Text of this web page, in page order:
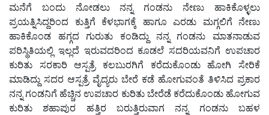
ಮನೆಗೆ ಬಂದು ನೋಡಲು ನನ್ನ ಗಂಡನು ನೇಣು ಹಾಕಿಕೊಳ್ಳಲು
ಪ್ರಯತ್ನಿಸಿದ್ದರಿಂದ ಕುತ್ತಿಗೆ ಕೆಳಭಾಗಕ್ಕೆ ಹಾಗೂ ಎರಡು ಮಗ್ಗಲಿಗೆ ನೇಣು
ಹಾಕಿಕೊಂಡ ಹಗ್ಗದ ಗುರುತು ಕಂಡಿದ್ದು ನನ್ನ ಗಂಡನು ಮಾತನಾಡುವ
ಪರಿಸ್ಥಿತಿಯಲ್ಲಿ ಇಲ್ಲದೆ ಇರುವದರಿಂದ ಕೂಡಲೆ ಸದರಿಯವನಿಗೆ ಉಪಚಾರ
ಕುರಿತು ಸರಕಾರಿ ಆಸ್ಪತ್ರೆ ಕಲಬುರಗಿಗೆ ಕರೆದುಕೊಂಡು ಹೋಗಿ ಸೇರಿಕೆ
ಮಾಡಿದ್ದು ಸದರ ಆಸ್ಪತ್ರೆ ವೈದ್ಯರು ಬೇರೆ ಕಡೆ ಹೋಗುವಂತೆ ತಿಳಿಸಿದ ಪ್ರಕಾರ
ನನ್ನ ಗಂಡನಿಗೆ ಹೆಚ್ಚಿನ ಉಪಚಾರ ಕುರಿತು ಬೇರೆಡೆ ಕರೆದುಕೊಂಡು ಹೋಗುವ
ಕುರಿತು ಶಹಾಪುರ ಹತ್ತಿರ ಬರುತ್ತಿರುವಾಗ ನನ್ನ ಗಂಡನು ಬಹಳ